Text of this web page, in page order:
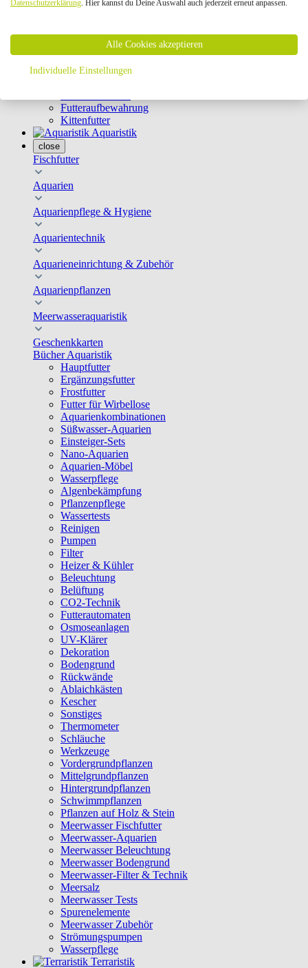
Geschirre & Leinen
Schutznetze
Kippfensterschutz
Katzenkameras
Futternäpfe
Futteraufbewahrung
Kittenfutter
Aquaristik
close
Fischfutter
Aquarien
Aquarienpflege & Hygiene
Aquarientechnik
Aquarieneinrichtung & Zubehör
Aquarienpflanzen
Meerwasseraquaristik
Geschenkkarten
Bücher Aquaristik
Hauptfutter
Ergänzungsfutter
Frostfutter
Futter für Wirbellose
Aquarienkombinationen
Süßwasser-Aquarien
Einsteiger-Sets
Nano-Aquarien
Aquarien-Möbel
Wasserpflege
Algenbekämpfung
Pflanzenpflege
Wassertests
Reinigen
Pumpen
Filter
Heizer & Kühler
Beleuchtung
Belüftung
CO2-Technik
Futterautomaten
Osmoseanlagen
UV-Klärer
Dekoration
Bodengrund
Rückwände
Ablaichkästen
Kescher
Sonstiges
Thermometer
Schläuche
Werkzeuge
Vordergrundpflanzen
Mittelgrundpflanzen
Hintergrundpflanzen
Schwimmpflanzen
Pflanzen auf Holz & Stein
Meerwasser Fischfutter
Meerwasser-Aquarien
Meerwasser Beleuchtung
Meerwasser Bodengrund
Meerwasser-Filter & Technik
Meersalz
Meerwasser Tests
Spurenelemente
Meerwasser Zubehör
Strömungspumpen
Wasserpflege
Terraristik
Datenschutzerklärung. Hier kannst du Deine Auswahl auch jederzeit erneut anpassen.
Alle Cookies akzeptieren
Individuelle Einstellungen